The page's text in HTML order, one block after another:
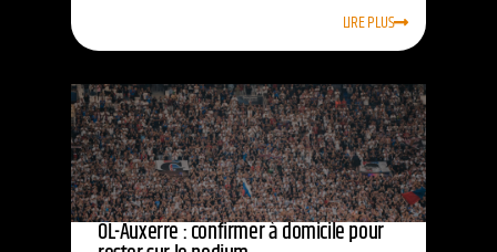
LIRE PLUS
OL-Auxerre : confirmer à domicile pour